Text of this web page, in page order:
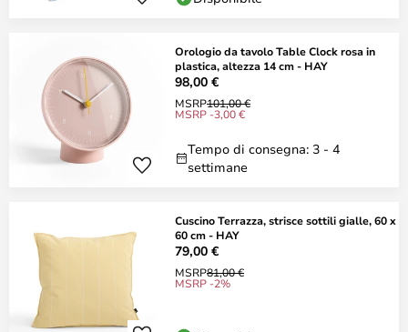
Orologio da tavolo Table Clock rosa in
plastica, altezza 14 cm - HAY
98,00 €
MSRP101,00 €
MSRP -3,00 €
Tempo di consegna: 3 - 4
settimane
Cuscino Terrazza, strisce sottili gialle, 60 x
60 cm - HAY
79,00 €
MSRP81,00 €
MSRP -2%